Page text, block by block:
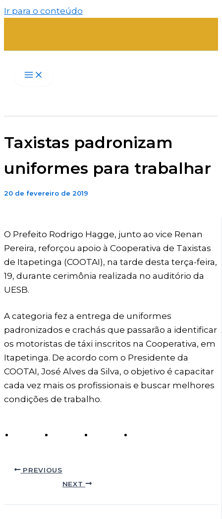
Ir para o conteúdo
Taxistas padronizam
uniformes para trabalhar
20 de fevereiro de 2019
O Prefeito Rodrigo Hagge, junto ao vice Renan
Pereira, reforçou apoio à Cooperativa de Taxistas
de Itapetinga (COOTAI), na tarde desta terça-feira,
19, durante cerimônia realizada no auditório da
UESB.
A categoria fez a entrega de uniformes
padronizados e crachás que passarão a identificar
os motoristas de táxi inscritos na Cooperativa, em
Itapetinga. De acordo com o Presidente da
COOTAI, José Alves da Silva, o objetivo é capacitar
cada vez mais os profissionais e buscar melhores
condições de trabalho.
PREVIOUS
NEXT